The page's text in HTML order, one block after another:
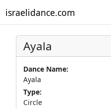
israelidance.com
Ayala
Dance Name:
Ayala
Type:
Circle